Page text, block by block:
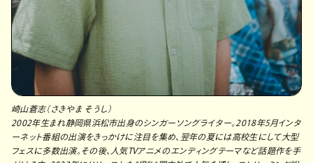
崎山蒼志（さきやま そうし）
2002年生まれ静岡県浜松市出身のシンガーソングライター。2018年5月インタ
ーネット番組の出演をきっかけに注目を集め、翌年の夏には高校生にして大型
フェスに多数出演。その後、人気TVアニメのエンディングテーマなど話題作を手